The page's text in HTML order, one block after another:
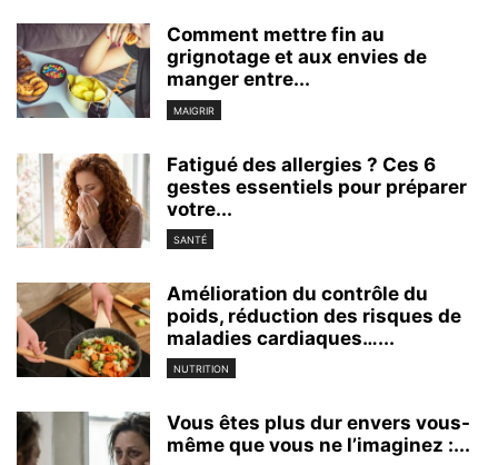
Comment mettre fin au
grignotage et aux envies de
manger entre...
MAIGRIR
Fatigué des allergies ? Ces 6
gestes essentiels pour préparer
votre...
SANTÉ
Amélioration du contrôle du
poids, réduction des risques de
maladies cardiaques…...
NUTRITION
Vous êtes plus dur envers vous-
même que vous ne l’imaginez :...